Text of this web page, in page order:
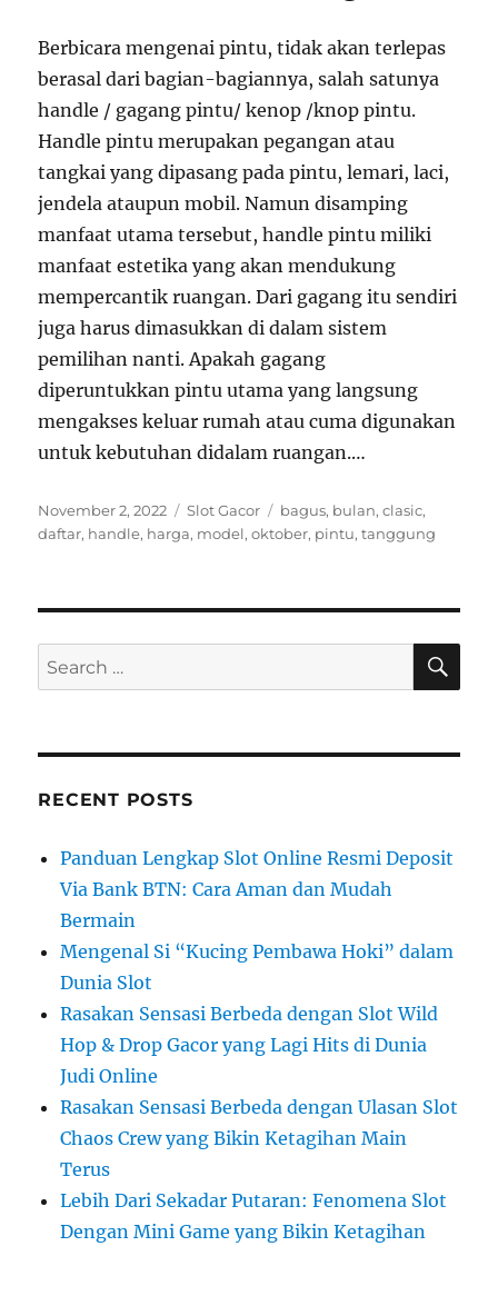
Berbicara mengenai pintu, tidak akan terlepas
berasal dari bagian-bagiannya, salah satunya
handle / gagang pintu/ kenop /knop pintu.
Handle pintu merupakan pegangan atau
tangkai yang dipasang pada pintu, lemari, laci,
jendela ataupun mobil. Namun disamping
manfaat utama tersebut, handle pintu miliki
manfaat estetika yang akan mendukung
mempercantik ruangan. Dari gagang itu sendiri
juga harus dimasukkan di dalam sistem
pemilihan nanti. Apakah gagang
diperuntukkan pintu utama yang langsung
mengakses keluar rumah atau cuma digunakan
untuk kebutuhan didalam ruangan.…
Posted
on
November 2, 2022 Categories
Slot Gacor Tags
bagus, bulan,clasic,
daftar, handle, harga, model,oktober, pintu,tanggung
Search
for:
RECENT POSTS
Panduan Lengkap Slot Online Resmi Deposit
Via Bank BTN: Cara Aman dan Mudah
Bermain
Mengenal Si “Kucing Pembawa Hoki” dalam
Dunia Slot
Rasakan Sensasi Berbeda dengan Slot Wild
Hop & Drop Gacor yang Lagi Hits di Dunia
Judi Online
Rasakan Sensasi Berbeda dengan Ulasan Slot
Chaos Crew yang Bikin Ketagihan Main
Terus
Lebih Dari Sekadar Putaran: Fenomena Slot
Dengan Mini Game yang Bikin Ketagihan